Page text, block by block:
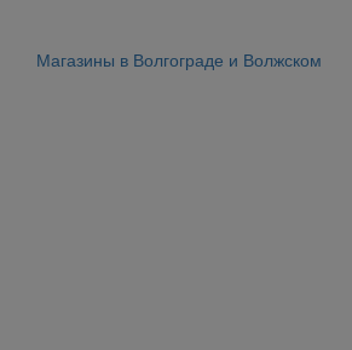
Магазины в Волгограде и Волжском